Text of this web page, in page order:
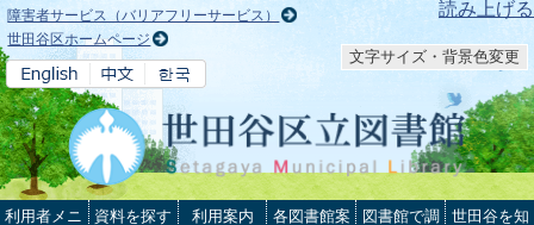
本文へ 読み上げる
障害者サービス（バリアフリーサービス）
世田谷区ホームページ
文字サイズ・背景色変更
利用者メニ
資料を探す 利用案内
各図書館案
図書館で調
世田谷を知